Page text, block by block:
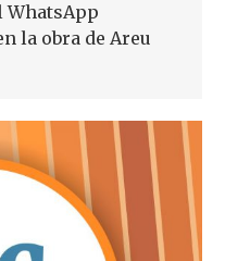
WhatsApp
la obra de Areu